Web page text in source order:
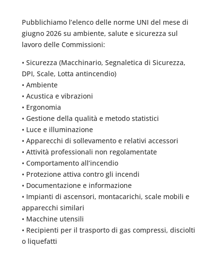
Pubblichiamo l’elenco delle norme UNI del mese di
giugno 2026 su ambiente, salute e sicurezza sul
lavoro delle Commissioni:
• Sicurezza (Macchinario, Segnaletica di Sicurezza,
DPI, Scale, Lotta antincendio)
• Ambiente
• Acustica e vibrazioni
• Ergonomia
• Gestione della qualità e metodo statistici
• Luce e illuminazione
• Apparecchi di sollevamento e relativi accessori
• Attività professionali non regolamentate
• Comportamento all’incendio
• Protezione attiva contro gli incendi
• Documentazione e informazione
• Impianti di ascensori, montacarichi, scale mobili e
apparecchi similari
• Macchine utensili
• Recipienti per il trasporto di gas compressi, disciolti
o liquefatti